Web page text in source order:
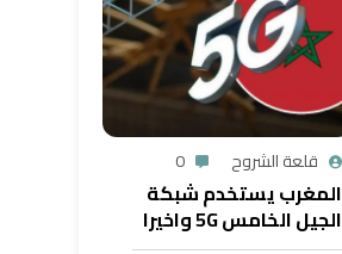
قلعة الشروح 0
المغرب يستخدم شبكة
الجيل الخامس 5G واخيرا